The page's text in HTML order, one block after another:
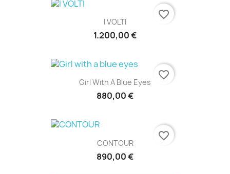
I VOLTI
1.200,00 €
favorite_border
Girl With A Blue Eyes
880,00 €
favorite_border
CONTOUR
890,00 €
favorite_border